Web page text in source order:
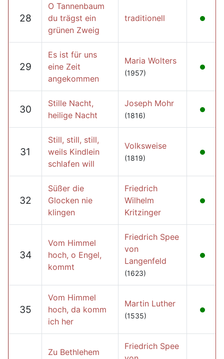
28
O Tannenbaum
du trägst ein
grünen Zweig
traditionell
29
Es ist für uns
eine Zeit
angekommen
Maria Wolters
(1957)
30
Stille Nacht,
heilige Nacht
Joseph Mohr
(1816)
31
Still, still, still,
weils Kindlein
schlafen will
Volksweise
(1819)
32
Süßer die
Glocken nie
klingen
Friedrich
Wilhelm
Kritzinger
34
Vom Himmel
hoch, o Engel,
kommt
Friedrich Spee
von
Langenfeld
(1623)
35
Vom Himmel
hoch, da komm
ich her
Martin Luther
(1535)
Zu Bethlehem
Friedrich Spee